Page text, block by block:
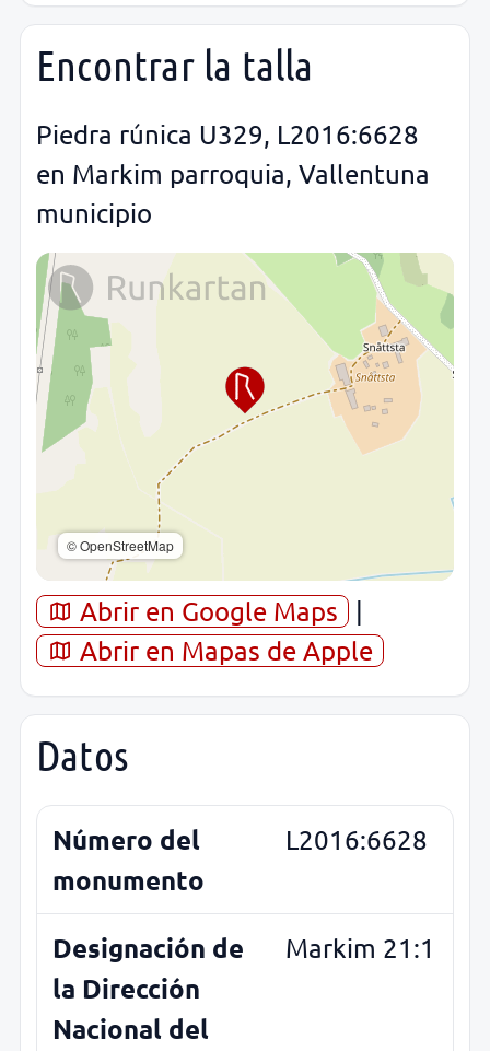
Encontrar la talla
Piedra rúnica U329, L2016:6628
en Markim parroquia, Vallentuna
municipio
© OpenStreetMap
Abrir en Google Maps
|
Abrir en Mapas de Apple
Datos
Número del
monumento
L2016:6628
Designación de
la Dirección
Nacional del
Markim 21:1